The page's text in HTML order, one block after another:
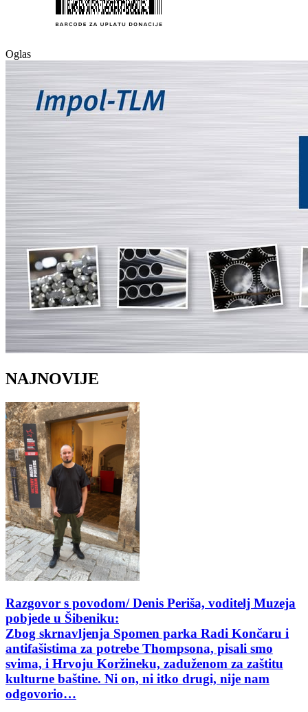
Oglas
NAJNOVIJE
Razgovor s povodom/ Denis Periša, voditelj Muzeja
pobjede u Šibeniku:
Zbog skrnavljenja Spomen parka Radi Končaru i
antifašistima za potrebe Thompsona, pisali smo
svima, i Hrvoju Koržineku, zaduženom za zaštitu
kulturne baštine. Ni on, ni itko drugi, nije nam
odgovorio…